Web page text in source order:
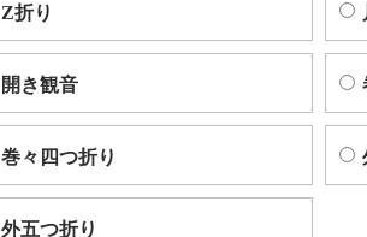
Z折り
開き観音
巻々四つ折り
外五つ折り